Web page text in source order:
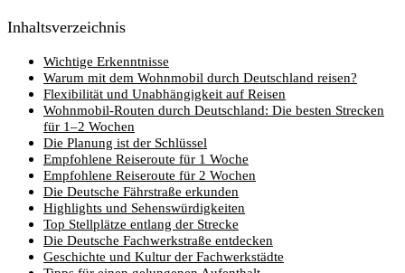
Inhaltsverzeichnis
Wichtige Erkenntnisse
Warum mit dem Wohnmobil durch Deutschland reisen?
Flexibilität und Unabhängigkeit auf Reisen
Wohnmobil-Routen durch Deutschland: Die besten Strecken
für 1–2 Wochen
Die Planung ist der Schlüssel
Empfohlene Reiseroute für 1 Woche
Empfohlene Reiseroute für 2 Wochen
Die Deutsche Fährstraße erkunden
Highlights und Sehenswürdigkeiten
Top Stellplätze entlang der Strecke
Die Deutsche Fachwerkstraße entdecken
Geschichte und Kultur der Fachwerkstädte